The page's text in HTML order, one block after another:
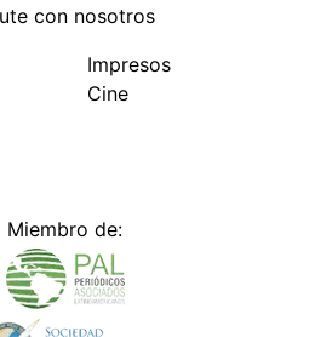
con nosotros
Impresos
Cine
Miembro de: